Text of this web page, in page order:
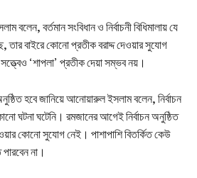
বলেন, বর্তমান সংবিধান ও নির্বাচনী বিধিমালায় যে
বাইরে কোনো প্রতীক বরাদ্দ দেওয়ার সুযোগ
‘শাপলা’ প্রতীক দেয়া সম্ভব নয়।
হবে জানিয়ে আনোয়ারুল ইসলাম বলেন, নির্বাচন
ঘটনা ঘটেনি। রমজানের আগেই নির্বাচন অনুষ্ঠিত
কোনো সুযোগ নেই। পাশাপাশি বিতর্কিত কেউ
না।